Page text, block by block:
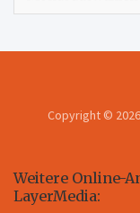
Copyright © 2026
Weitere Online-
LayerMedia: